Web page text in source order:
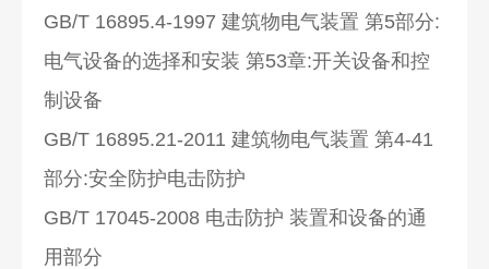
GB/T 16895.4-1997 建筑物电气装置 第5部分:
电气设备的选择和安装 第53章:开关设备和控
制设备
GB/T 16895.21-2011 建筑物电气装置 第4-41
部分:安全防护电击防护
GB/T 17045-2008 电击防护 装置和设备的通
用部分